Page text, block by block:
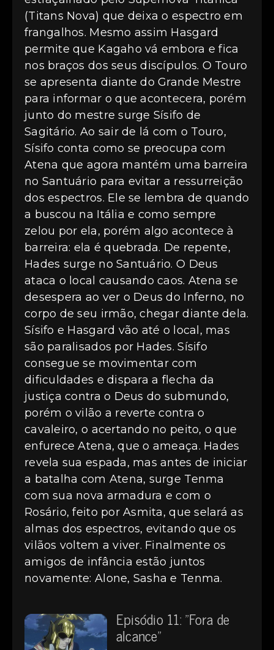
(Titans Nova) que deixa o espectro em
frangalhos. Mesmo assim Hasgard
permite que Kagaho vá embora e fica
nos braços dos seus discípulos. O Touro
se apresenta diante do Grande Mestre
para informar o que acontecera, porém
junto do mestre surge Sísifo de
Sagitário. Ao sair de lá com o Touro,
Sísifo conta como se preocupa com
Atena que agora mantém uma barreira
no Santuário para evitar a ressurreição
dos espectros. Ele se lembra de quando
a buscou na Itália e como sempre
zelou por ela, porém algo acontece à
barreira: ela é quebrada. De repente,
Hades surge no Santuário. O Deus
ataca o local causando caos. Atena se
desespera ao ver o Deus do Inferno, no
corpo de seu irmão, chegar diante dela.
Sísifo e Hasgard vão até o local, mas
são paralisados por Hades. Sísifo
consegue se movimentar com
dificuldades e dispara a flecha da
justiça contra o Deus do submundo,
porém o vilão a reverte contra o
cavaleiro, o acertando no peito, o que
enfurece Atena, que o ameaça. Hades
revela sua espada, mas antes de iniciar
a batalha com Atena, surge Tenma
com sua nova armadura e com o
Rosário, feito por Asmita, que selará as
almas dos espectros, evitando que os
vilãos voltem a viver. Finalmente os
amigos de infância estão juntos
novamente: Alone, Sasha e Tenma.
Episódio 11: "Fora de
alcance"